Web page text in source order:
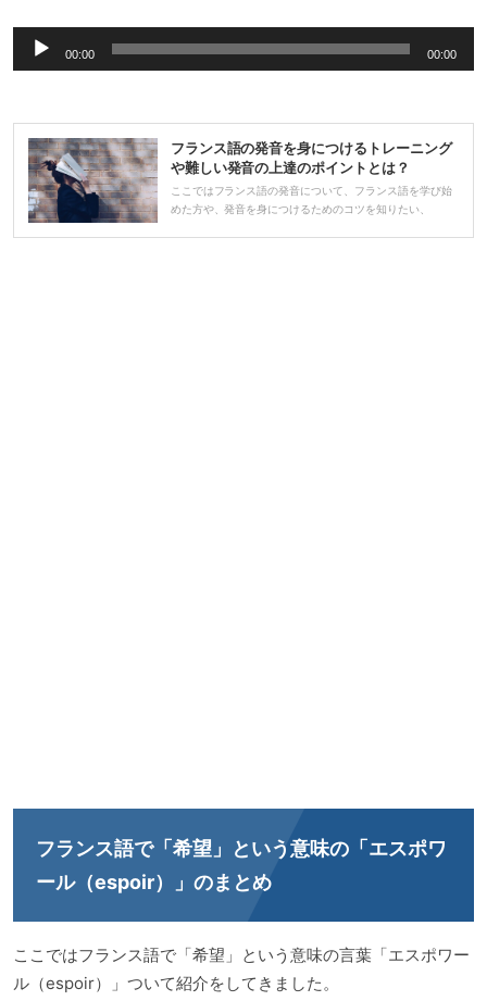
声
ー
ヤ
ー
00:00 00:00
フランス語の発音を身につけるトレーニング
や難しい発音の上達のポイントとは？
ここではフランス語の発音について、フランス語を学び始
めた方や、発音を身につけるためのコツを知りたい、
フランス語で「希望」という意味の「エスポワ
ール（espoir）」のまとめ
ここではフランス語で「希望」という意味の言葉「エスポワー
ル（espoir）」ついて紹介をしてきました。